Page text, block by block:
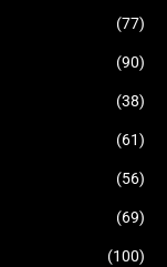
(77)
(90)
(38)
(61)
(56)
(69)
(100)